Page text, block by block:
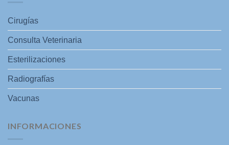
Cirugías
Consulta Veterinaria
Esterilizaciones
Radiografías
Vacunas
INFORMACIONES